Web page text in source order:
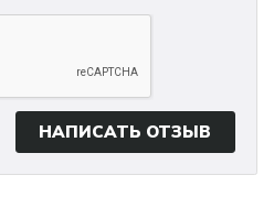
НАПИСАТЬ ОТЗЫВ